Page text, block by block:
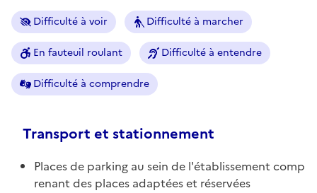
Difficulté à voir Difficulté à marcher
En fauteuil roulant Difficulté à entendre
Difficulté à comprendre
Transport et stationnement
Places de parking au sein de l'établissement comp
renant des places adaptées et réservées